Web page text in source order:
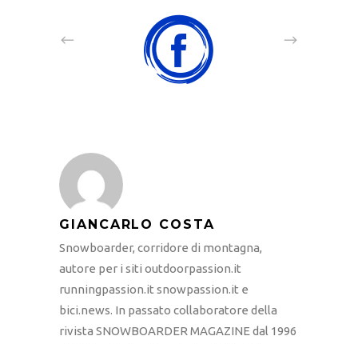
GIANCARLO COSTA
Snowboarder, corridore di montagna,
autore per i siti outdoorpassion.it
runningpassion.it snowpassion.it e
bici.news. In passato collaboratore della
rivista SNOWBOARDER MAGAZINE dal 1996